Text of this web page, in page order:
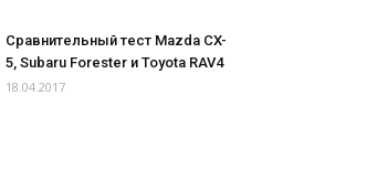
Сравнительный тест Mazda CX-
5, Subaru Forester и Toyota RAV4
18.04.2017